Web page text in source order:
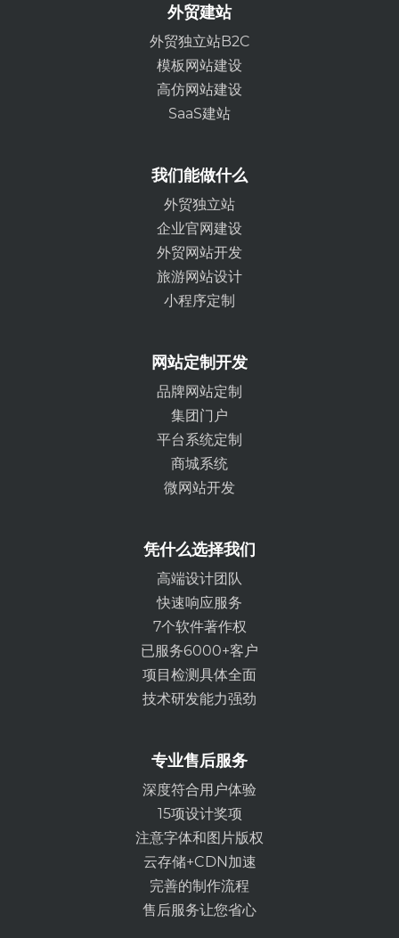
外贸建站
外贸独立站B2C
模板网站建设
高仿网站建设
SaaS建站
我们能做什么
外贸独立站
企业官网建设
外贸网站开发
旅游网站设计
小程序定制
网站定制开发
品牌网站定制
集团门户
平台系统定制
商城系统
微网站开发
凭什么选择我们
高端设计团队
快速响应服务
7个软件著作权
已服务6000+客户
项目检测具体全面
技术研发能力强劲
专业售后服务
深度符合用户体验
15项设计奖项
注意字体和图片版权
云存储+CDN加速
完善的制作流程
售后服务让您省心